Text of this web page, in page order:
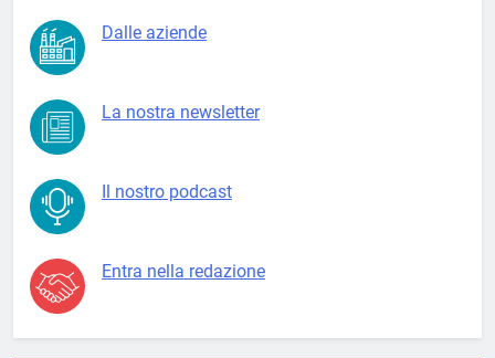
Dalle aziende
La nostra newsletter
Il nostro podcast
Entra nella redazione